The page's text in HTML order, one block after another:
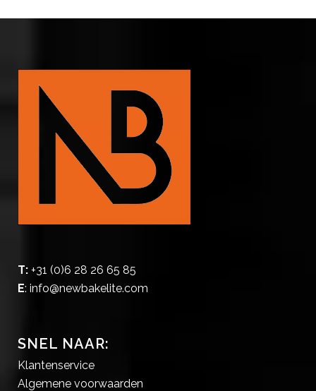
T: +31 (0)6 28 26 65 85
E: info@newbakelite.com
SNEL NAAR:
Klantenservice
Algemene voorwaarden